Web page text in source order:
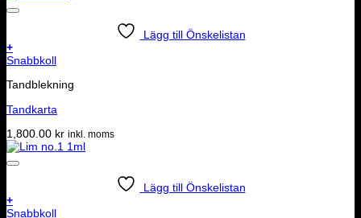
Lägg till Önskelistan
+
Snabbkoll
Tandblekning
Tandkarta
1,800.00 kr inkl. moms
Lägg till Önskelistan
+
Snabbkoll